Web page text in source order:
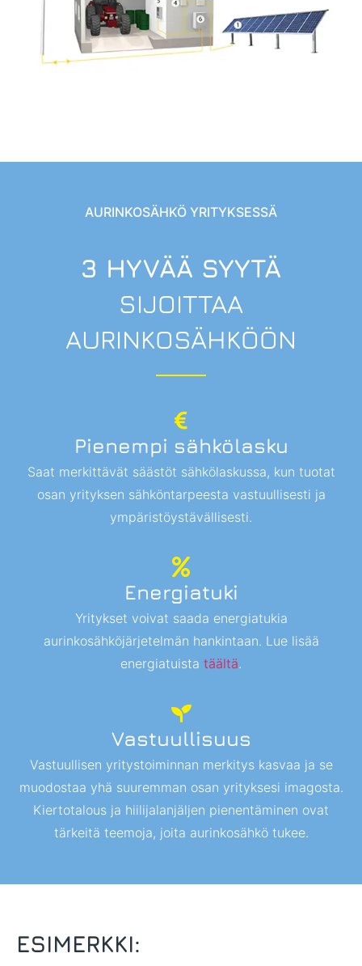
AURINKOSÄHKÖ YRITYKSESSÄ
3 HYVÄÄ SYYTÄ
SIJOITTAA
AURINKOSÄHKÖÖN
Pienempi sähkölasku
Saat merkittävät säästöt sähkölaskussa, kun tuotat
osan yrityksen sähköntarpeesta vastuullisesti ja
ympäristöystävällisesti.
Energiatuki
Yritykset voivat saada energiatukia
aurinkosähköjärjetelmän hankintaan. Lue lisää
energiatuista täältä.
Vastuullisuus
Vastuullisen yritystoiminnan merkitys kasvaa ja se
muodostaa yhä suuremman osan yrityksesi imagosta.
Kiertotalous ja hiilijalanjäljen pienentäminen ovat
tärkeitä teemoja, joita aurinkosähkö tukee.
ESIMERKKI: